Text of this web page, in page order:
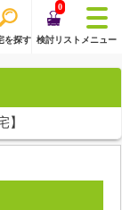
を探す
0
検討リスト メニュー
】